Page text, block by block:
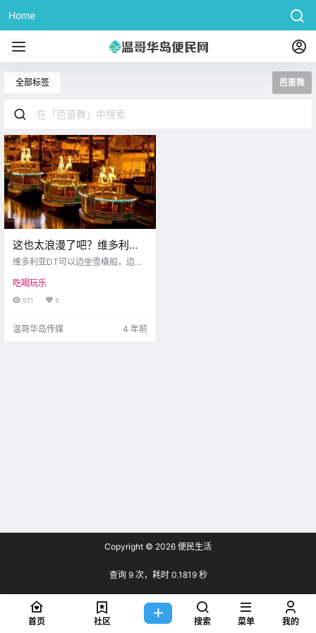
Home
全部标签 芭蕾舞
这也太浪漫了吧？维多利亚
DT可以边坐雪橇船，边看圣
址）
维多利亚DT可以边坐雪橇船，边看
吃喝玩乐
571 0
温哥华岛传媒 4 年前
Copyright © 2026 便民生活
查询 9 次，耗时 0.1819 秒
首页 社区 搜索 菜单 我的